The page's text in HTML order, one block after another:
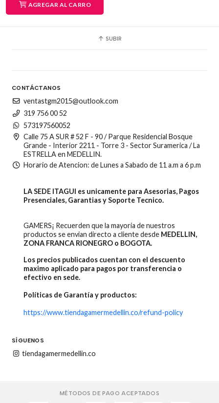
AGREGAR AL CARRO
SUBIR
CONTÁCTANOS
ventastgm2015@outlook.com
319 756 00 52
573197560052
Calle 75 A SUR # 52 F - 90 / Parque Residencial Bosque
Grande - Interior 2211 - Torre 3 - Sector Suramerica / La
ESTRELLA en MEDELLIN.
Horario de Atencion: de Lunes a Sabado de 11 a.m a 6 p.m
LA SEDE ITAGUI es unicamente para Asesorias, Pagos
Presenciales, Garantias y Soporte Tecnico.
GAMERS¡ Recuerden que la mayoria de nuestros
productos se envian directo a cliente desde MEDELLIN,
ZONA FRANCA RIONEGRO o BOGOTA.
Los precios publicados cuentan con el descuento
maximo aplicado para pagos por transferencia o
efectivo en sede.
Políticas de Garantía y productos:
https://www.tiendagamermedellin.co/refund-policy
SÍGUENOS
tiendagamermedellin.co
MÉTODOS DE PAGO ACEPTADOS